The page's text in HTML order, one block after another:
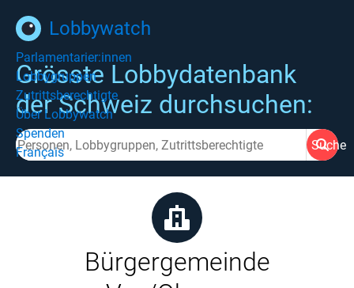
Lobbywatch
Parlamentarier:innen
Lobbygruppen
Zutrittsberechtigte
Über Lobbywatch
Spenden
Français
Grösste Lobbydatenbank
der Schweiz durchsuchen:
Suche
Bürgergemeinde